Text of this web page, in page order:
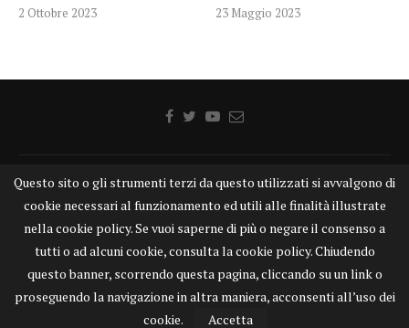
2 Ottobre 2023 23 Maggio 2023
Home Chi siamo Disclaimer Cookie Contatti
Privacy Policy KONGTV
KONGnews ©KONG Comunicazione s.r.l. - P.IVA: 15049871005
Alcune delle foto pubblicate su KONGnews.it sono state prese da Internet,
e valutate di pubblico dominio. Qualora i soggetti o gli autori delle stesse
avessero qualcosa da eccepire alla loro pubblicazione, non esitino a
segnalarlo alla redazione. Contatti:
Questo sito o gli strumenti terzi da questo utilizzati si avvalgono di
cookie necessari al funzionamento ed utili alle finalità illustrate
nella cookie policy. Se vuoi saperne di più o negare il consenso a
tutti o ad alcuni cookie, consulta la cookie policy. Chiudendo
questo banner, scorrendo questa pagina, cliccando su un link o
proseguendo la navigazione in altra maniera, acconsenti all’uso dei
cookie.
Accetta